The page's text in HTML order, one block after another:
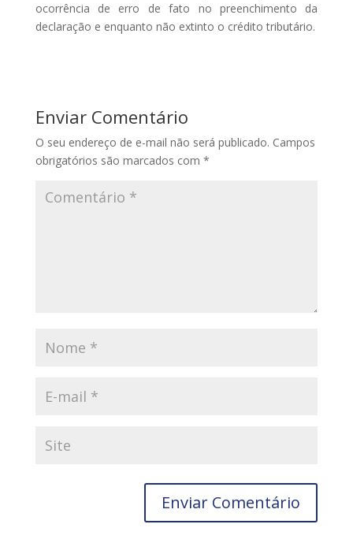
ocorrência de erro de fato no preenchimento da
declaração e enquanto não extinto o crédito tributário.
Enviar Comentário
O seu endereço de e-mail não será publicado. Campos
obrigatórios são marcados com *